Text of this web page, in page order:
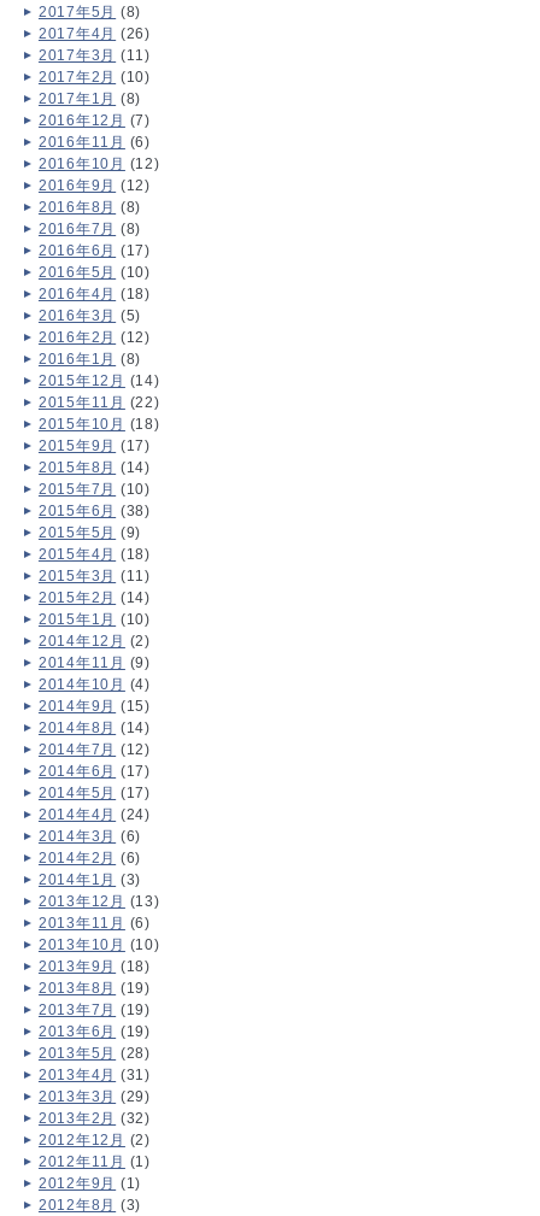
2017年5月 (8)
2017年4月 (26)
2017年3月 (11)
2017年2月 (10)
2017年1月 (8)
2016年12月 (7)
2016年11月 (6)
2016年10月 (12)
2016年9月 (12)
2016年8月 (8)
2016年7月 (8)
2016年6月 (17)
2016年5月 (10)
2016年4月 (18)
2016年3月 (5)
2016年2月 (12)
2016年1月 (8)
2015年12月 (14)
2015年11月 (22)
2015年10月 (18)
2015年9月 (17)
2015年8月 (14)
2015年7月 (10)
2015年6月 (38)
2015年5月 (9)
2015年4月 (18)
2015年3月 (11)
2015年2月 (14)
2015年1月 (10)
2014年12月 (2)
2014年11月 (9)
2014年10月 (4)
2014年9月 (15)
2014年8月 (14)
2014年7月 (12)
2014年6月 (17)
2014年5月 (17)
2014年4月 (24)
2014年3月 (6)
2014年2月 (6)
2014年1月 (3)
2013年12月 (13)
2013年11月 (6)
2013年10月 (10)
2013年9月 (18)
2013年8月 (19)
2013年7月 (19)
2013年6月 (19)
2013年5月 (28)
2013年4月 (31)
2013年3月 (29)
2013年2月 (32)
2012年12月 (2)
2012年11月 (1)
2012年9月 (1)
2012年8月 (3)